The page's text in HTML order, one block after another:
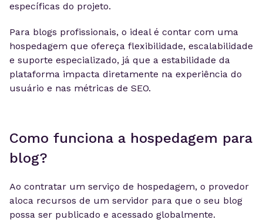
específicas do projeto.
Para blogs profissionais, o ideal é contar com uma
hospedagem que ofereça flexibilidade, escalabilidade
e suporte especializado, já que a estabilidade da
plataforma impacta diretamente na experiência do
usuário e nas métricas de SEO.
Como funciona a hospedagem para
blog?
Ao contratar um serviço de hospedagem, o provedor
aloca recursos de um servidor para que o seu blog
possa ser publicado e acessado globalmente.